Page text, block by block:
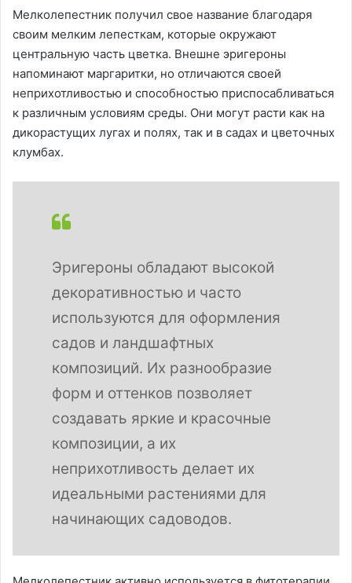
Мелколепестник получил свое название благодаря
своим мелким лепесткам, которые окружают
центральную часть цветка. Внешне эригероны
напоминают маргаритки, но отличаются своей
неприхотливостью и способностью приспосабливаться
к различным условиям среды. Они могут расти как на
дикорастущих лугах и полях, так и в садах и цветочных
клумбах.
Эригероны обладают высокой
декоративностью и часто
используются для оформления
садов и ландшафтных
композиций. Их разнообразие
форм и оттенков позволяет
создавать яркие и красочные
композиции, а их
неприхотливость делает их
идеальными растениями для
начинающих садоводов.